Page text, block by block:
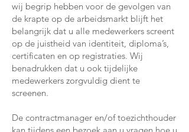
wij begrip hebben voor de gevolgen van
de krapte op de arbeidsmarkt blijft het
belangrijk dat u alle medewerkers screent
op de juistheid van identiteit, diploma’s,
certificaten en op registraties. Wij
benadrukken dat u ook tijdelijke
medewerkers zorgvuldig dient te
screenen.
De contractmanager en/of toezichthouder